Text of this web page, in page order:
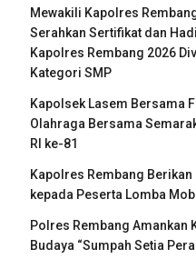
Mewakili Kapolres
Serahkan Sertifikat dan
Kapolres Rembang 2026
Kategori SMP
Kapolsek Lasem Bersama
Olahraga Bersama
RI ke-81
Kapolres Rembang
kepada Peserta Lomba
Polres Rembang Amankan
Budaya “Sumpah Setia